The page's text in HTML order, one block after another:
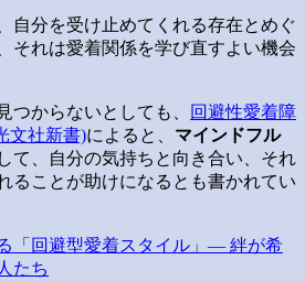
自分を受け止めてくれる存在とめぐ
それは愛着関係を学び直すよい機会
つからないとしても、
回避性愛着障
文社新書)によると、 マインドフル
て、自分の気持ちと向き合い、それ
ることが助けになるとも書かれてい